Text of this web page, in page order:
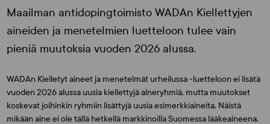
Maailman antidopingtoimisto WADAn Kiellettyjen
aineiden ja menetelmien luetteloon tulee vain
pieniä muutoksia vuoden 2026 alussa.
WADAn Kielletyt aineet ja menetelmät urheilussa -luetteloon ei lisätä
vuoden 2026 alussa uusia kiellettyjä aineryhmiä, mutta muutokset
koskevat joihinkin ryhmiin lisättyjä uusia esimerkkiaineita. Näistä
mikään aine ei ole tällä hetkellä markkinoilla Suomessa lääkeaineena.